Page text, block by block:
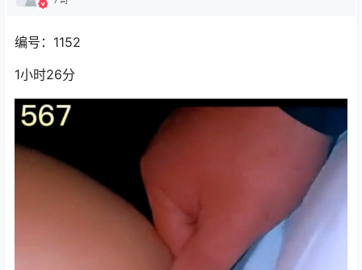
编号：1152
1小时26分